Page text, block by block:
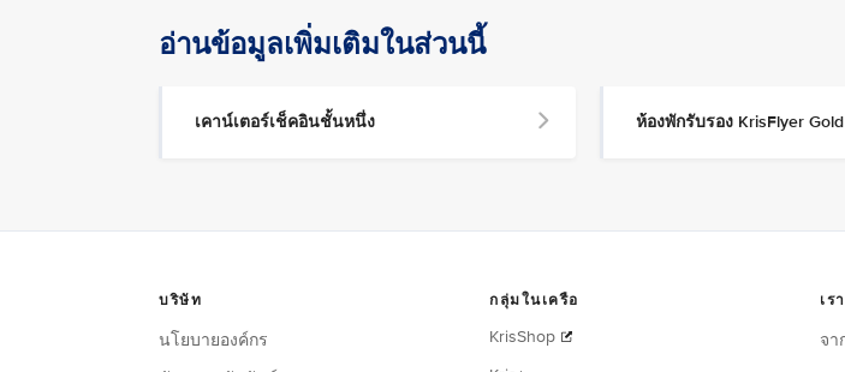
อ่านข้อมูลเพิ่มเติมในส่วนนี้
เคาน์เตอร์เช็คอินชั้นหนึ่ง ห้องพักรับรอง KrisFlyer Gold